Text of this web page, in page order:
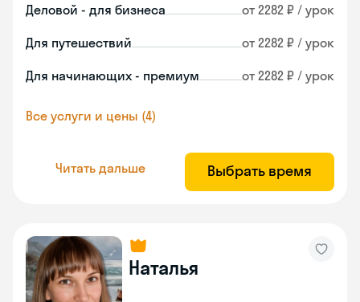
Деловой - для бизнеса от 2282 ₽ / урок
Для путешествий от 2282 ₽ / урок
Для начинающих - премиум от 2282 ₽ / урок
Все услуги и цены (4)
Читать дальше Выбрать время
Наталья